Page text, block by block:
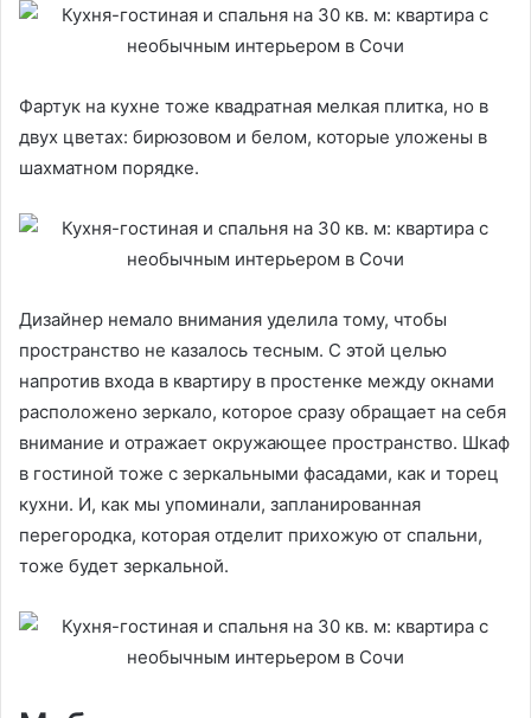
Фартук на кухне тоже квадратная мелкая плитка, но в
двух цветах: бирюзовом и белом, которые уложены в
шахматном порядке.
Дизайнер немало внимания уделила тому, чтобы
пространство не казалось тесным. С этой целью
напротив входа в квартиру в простенке между окнами
расположено зеркало, которое сразу обращает на себя
внимание и отражает окружающее пространство. Шкаф
в гостиной тоже с зеркальными фасадами, как и торец
кухни. И, как мы упоминали, запланированная
перегородка, которая отделит прихожую от спальни,
тоже будет зеркальной.